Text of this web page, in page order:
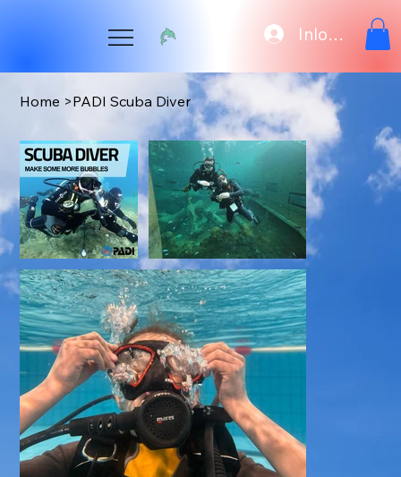
Inloggen
Home >PADI Scuba Diver